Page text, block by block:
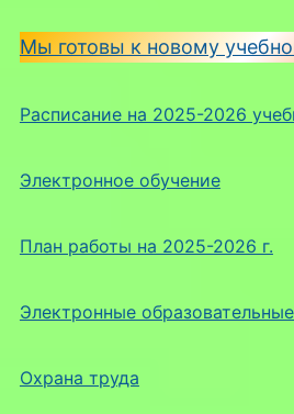
Мы готовы к новому
Расписание на 2025-2026
Электронное обучение
План работы на 2025-2026 г.
Электронные
Охрана труда